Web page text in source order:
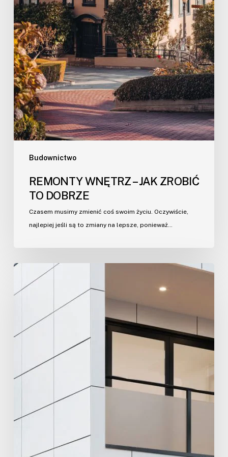
Budownictwo
REMONTY WNĘTRZ – JAK ZROBIĆ
TO DOBRZE
Czasem musimy zmienić coś swoim życiu. Oczywiście,
najlepiej jeśli są to zmiany na lepsze, ponieważ…